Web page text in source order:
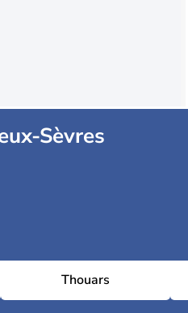
Sèvres
Thouars